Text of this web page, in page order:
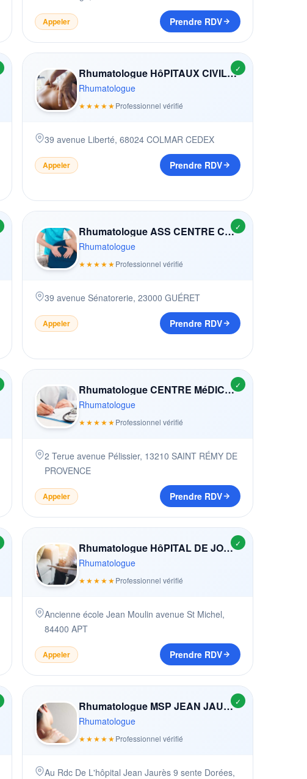
Appeler Prendre RDV
✓
Rhumatologue HôPITAUX CIVILS DE COLMAR
Rhumatologue
★★★★★Professionnel vérifié
39 avenue Liberté,68024 COLMAR CEDEX
Appeler Prendre RDV
✓
Rhumatologue ASS CENTRE COORDINATION CANCéROLOGIE
Rhumatologue
★★★★★Professionnel vérifié
39 avenue Sénatorerie,23000 GUÉRET
Appeler Prendre RDV
✓
Rhumatologue CENTRE MéDICO-PSYCHOLOGIQUE
Rhumatologue
★★★★★Professionnel vérifié
2 Terue avenue Pélissier, 13210 SAINT RÉMY DE
PROVENCE
Appeler Prendre RDV
✓
Rhumatologue HôPITAL DE JOUR INFANTILE LES COLIBRIS
Rhumatologue
★★★★★Professionnel vérifié
Ancienne école Jean Moulin avenue St Michel,
84400 APT
Appeler Prendre RDV
✓
Rhumatologue MSP JEAN JAURèS (MAISON DE SANTé PLURIDISCIPLINAIRE)
Rhumatologue
★★★★★Professionnel vérifié
Au Rdc De L'hôpital Jean Jaurès 9 sente Dorées,